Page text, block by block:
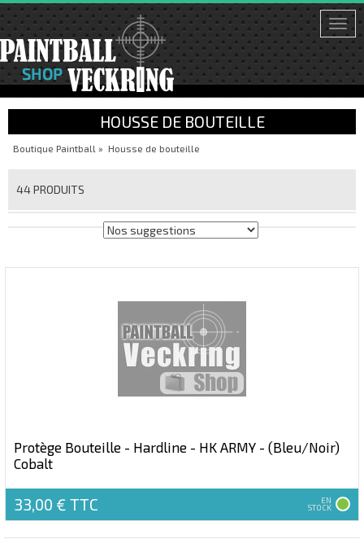
HOUSSE DE BOUTEILLE
Boutique Paintball » Housse de bouteille
44 PRODUITS
Protège Bouteille - Hardline - HK ARMY - (Bleu/Noir)
Cobalt
33,00 € TTC EN
STOCK